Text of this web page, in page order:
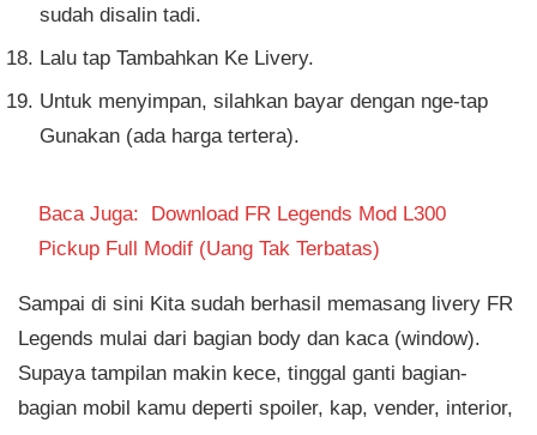
sudah disalin tadi.
Lalu tap Tambahkan Ke Livery.
Untuk menyimpan, silahkan bayar dengan nge-tap
Gunakan (ada harga tertera).
Baca Juga: Download FR Legends Mod L300
Pickup Full Modif (Uang Tak Terbatas)
Sampai di sini Kita sudah berhasil memasang livery FR
Legends mulai dari bagian body dan kaca (window).
Supaya tampilan makin kece, tinggal ganti bagian-
bagian mobil kamu deperti spoiler, kap, vender, interior,